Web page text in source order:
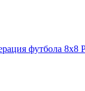
футбола 8x8